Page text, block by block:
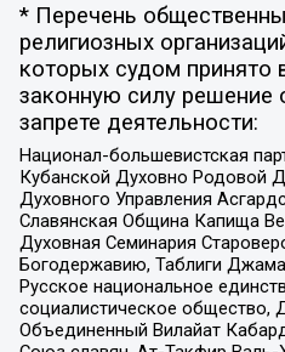
* Перечень
религиозных
которых судом принято
законную силу решение
запрете деятельности:
Национал-большевистская
Кубанской Духовно Родовой
Духовного Управления
Славянская Община Капища
Духовная Семинария
Богодержавию, Таблиги
Русское национальное
социалистическое общество,
Объединенный Вилайат